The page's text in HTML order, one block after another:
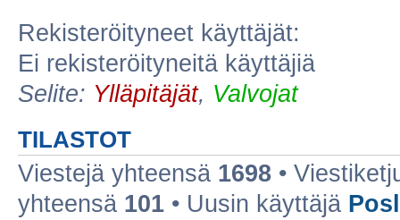
Rekisteröityneet käyttäjät:
Ei rekisteröityneitä käyttäjiä
Selite: Ylläpitäjät, Valvojat
TILASTOT
Viestejä yhteensä 1698 •
yhteensä 101 • Uusin käyttäjä